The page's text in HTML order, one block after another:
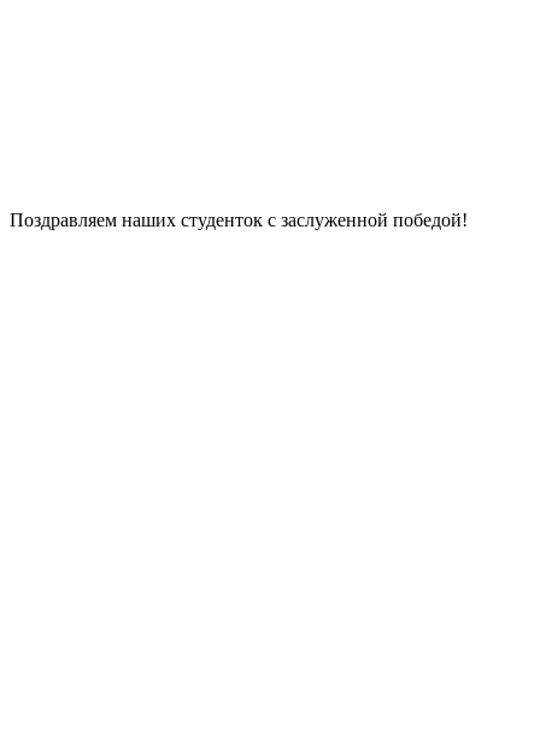
Поздравляем наших студенток с заслуженной победой!